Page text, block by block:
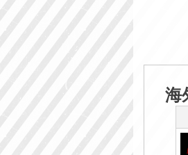
海